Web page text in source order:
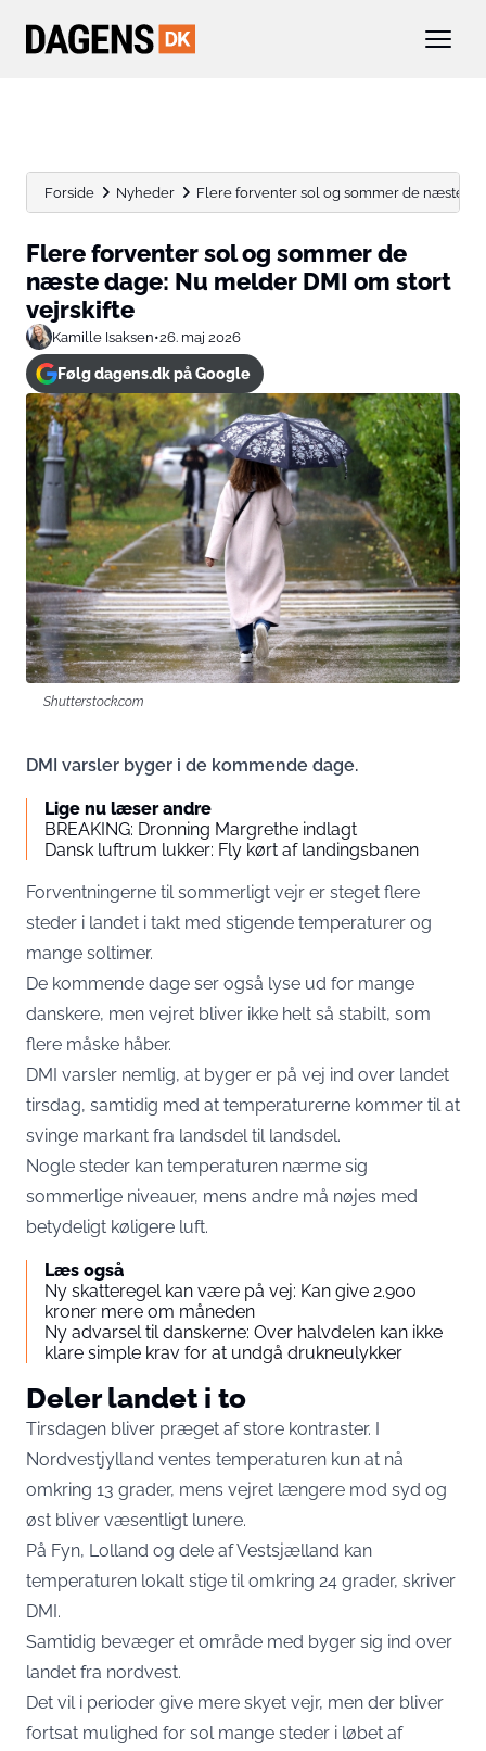
Forside Nyheder Flere forventer sol og sommer de næste
Flere forventer sol og sommer de
næste dage: Nu melder DMI om stort
vejrskifte
Kamille Isaksen•26. maj 2026
Følg dagens.dk på Google
Shutterstock.com
DMI varsler byger i de kommende dage.
Lige nu læser andre
BREAKING: Dronning Margrethe indlagt
Dansk luftrum lukker: Fly kørt af landingsbanen
Forventningerne til sommerligt vejr er steget flere
steder i landet i takt med stigende temperaturer og
mange soltimer.
De kommende dage ser også lyse ud for mange
danskere, men vejret bliver ikke helt så stabilt, som
flere måske håber.
DMI varsler nemlig, at byger er på vej ind over landet
tirsdag, samtidig med at temperaturerne kommer til at
svinge markant fra landsdel til landsdel.
Nogle steder kan temperaturen nærme sig
sommerlige niveauer, mens andre må nøjes med
betydeligt køligere luft.
Læs også
Ny skatteregel kan være på vej: Kan give 2.900
kroner mere om måneden
Ny advarsel til danskerne: Over halvdelen kan ikke
klare simple krav for at undgå drukneulykker
Deler landet i to
Tirsdagen bliver præget af store kontraster. I
Nordvestjylland ventes temperaturen kun at nå
omkring 13 grader, mens vejret længere mod syd og
øst bliver væsentligt lunere.
På Fyn, Lolland og dele af Vestsjælland kan
temperaturen lokalt stige til omkring 24 grader, skriver
DMI.
Samtidig bevæger et område med byger sig ind over
landet fra nordvest.
Det vil i perioder give mere skyet vejr, men der bliver
fortsat mulighed for sol mange steder i løbet af